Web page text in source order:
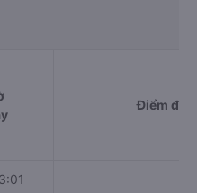
Điểm đi